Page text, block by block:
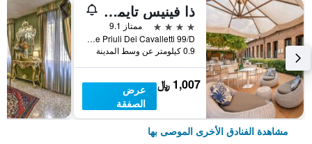
ذا فينيس تايمز هوتل، فينيت كوليكش باي آيتش جي
4 نجوم
ممتاز 9.1
Calle Priuli Dei Cavalletti 99/D, البندقية, فينيتو, إيطاليا
0.9 كيلومتر عن وسط المدينة
1,007 ﷼
عرض
الصفقة
مشاهدة الفنادق الأخرى الموصى بها